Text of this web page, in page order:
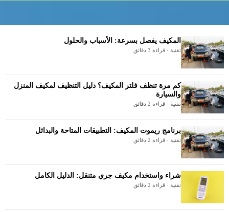
المكيف يفصل بسرعة: الأسباب والحلول
تقنية · قراءة 3 دقائق
كم مرة تنظف فلتر المكيف؟ دليل التنظيف لمكيف المنزل
والسيارة
تقنية · قراءة 2 دقائق
برنامج ريموت المكيف: التطبيقات المتاحة والبدائل
تقنية · قراءة 2 دقائق
شراء واستخدام مكيف جري متنقل: الدليل الكامل
تقنية · قراءة 2 دقائق